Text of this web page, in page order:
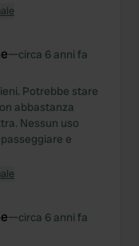
—circa 6 anni fa
Potrebbe stare
abbastanza
Nessun uso
e
—circa 6 anni fa